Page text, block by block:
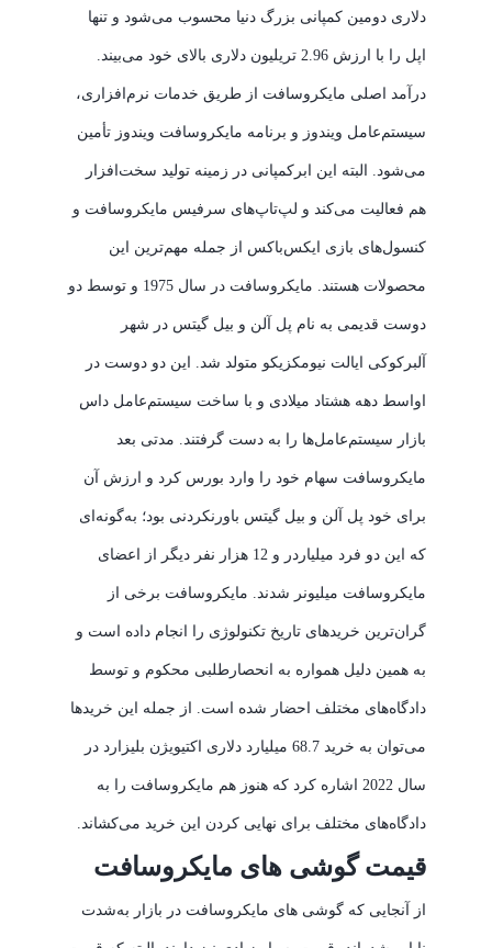
دلاری دومین کمپانی بزرگ دنیا محسوب می‌شود و تنها
اپل را با ارزش 2.96 تریلیون دلاری بالای خود می‌بیند.
درآمد اصلی مایکروسافت از طریق خدمات نرم‌افزاری،
سیستم‌عامل ویندوز و برنامه مایکروسافت ویندوز تأمین
می‌شود. البته این ابرکمپانی در زمینه تولید سخت‌افزار
هم فعالیت می‌کند و لپ‌تاپ‌های سرفیس مایکروسافت و
کنسول‌های بازی ایکس‌باکس از جمله مهم‌ترین این
محصولات هستند. مایکروسافت در سال 1975 و توسط دو
دوست قدیمی به نام پل آلن و بیل گیتس در شهر
آلبرکوکی ایالت نیومکزیکو متولد شد. این دو دوست در
اواسط دهه هشتاد میلادی و با ساخت سیستم‌عامل داس
بازار سیستم‌عامل‌ها را به دست گرفتند. مدتی بعد
مایکروسافت سهام خود را وارد بورس کرد و ارزش آن
برای خود پل آلن و بیل گیتس باورنکردنی بود؛ به‌گونه‌ای
که این دو فرد میلیاردر و 12 هزار نفر دیگر از اعضای
مایکروسافت میلیونر شدند. مایکروسافت برخی از
گران‌ترین خریدهای تاریخ تکنولوژی را انجام داده است و
به همین دلیل همواره به انحصارطلبی محکوم و توسط
دادگاه‌های مختلف احضار شده است. از جمله این خریدها
می‌توان به خرید 68.7 میلیارد دلاری اکتیویژن بلیزارد در
سال 2022 اشاره کرد که هنوز هم مایکروسافت را به
دادگاه‌های مختلف برای نهایی کردن این خرید می‌کشاند.
قیمت گوشی های مایکروسافت
از آنجایی که گوشی های مایکروسافت در بازار به‌شدت